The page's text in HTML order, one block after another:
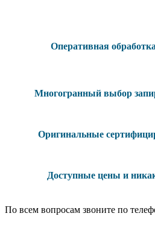
Оперативная
Многогранный выбор
Оригинальные
Доступные цены и
По всем вопросам звоните по